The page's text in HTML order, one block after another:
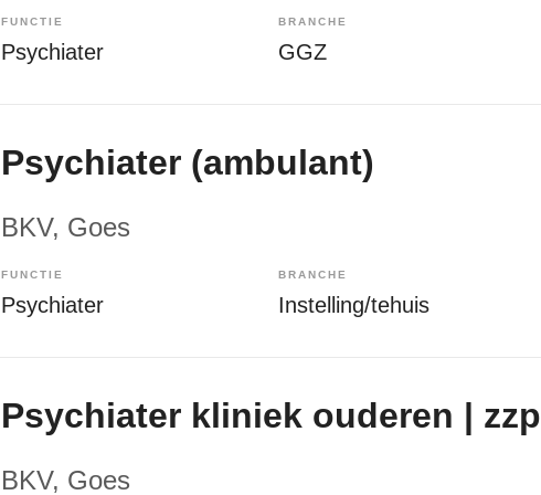
FUNCTIE
Psychiater
BRANCHE
GGZ
Psychiater (ambulant)
BKV, Goes
FUNCTIE
Psychiater
BRANCHE
Instelling/tehuis
Psychiater kliniek ouderen | zzp
BKV, Goes